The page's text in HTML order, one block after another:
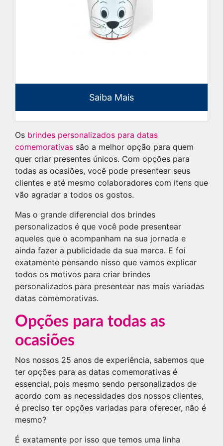
Saiba Mais
Os brindes personalizados para datas
comemorativas são a melhor opção para quem
quer criar presentes únicos. Com opções para
todas as ocasiões, você pode presentear seus
clientes e até mesmo colaboradores com itens que
vão agradar a todos os gostos.
Mas o grande diferencial dos brindes
personalizados é que você pode presentear
aqueles que o acompanham na sua jornada e
ainda fazer a publicidade da sua marca. E foi
exatamente pensando nisso que vamos explicar
todos os motivos para criar brindes
personalizados para presentear nas mais variadas
datas comemorativas.
Opções para todas as
ocasiões
Nos nossos 25 anos de experiência, sabemos que
ter opções para as datas comemorativas é
essencial, pois mesmo sendo personalizados de
acordo com as necessidades dos nossos clientes,
é preciso ter opções variadas para oferecer, não é
mesmo?
É exatamente por isso que temos uma linha